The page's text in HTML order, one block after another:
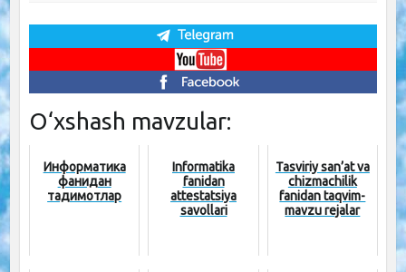
O‘xshash mavzular:
Информатика
фанидан
тақдимотлар
Informatika
fanidan
attestatsiya
savollari
Tasviriy san’at va
chizmachilik
fanidan taqvim-
mavzu rejalar